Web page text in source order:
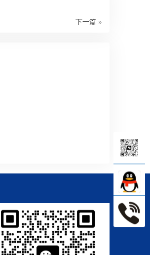
下一篇 »